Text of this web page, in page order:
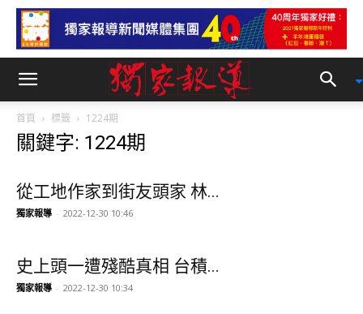
首頁 標籤 1224期
關鍵字: 1224期
從工地作家到街友頭家 林...
獨家報導 - 2022-12-30 10:46
史上頭一遭殘酷真相 台積...
獨家報導 - 2022-12-30 10:34